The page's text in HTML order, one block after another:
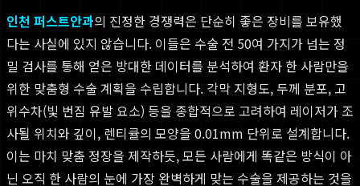
인천 퍼스트안과의 진정한 경쟁력은 단순히 좋은 장비를 보유했
다는 사실에 있지 않습니다. 이들은 수술 전 50여 가지가 넘는 정
밀 검사를 통해 얻은 방대한 데이터를 분석하여 환자 한 사람만을
위한 맞춤형 수술 계획을 수립합니다. 각막 지형도, 두께 분포, 고
위수차(빛 번짐 유발 요소) 등을 종합적으로 고려하여 레이저가 조
사될 위치와 깊이, 렌티큘의 모양을 0.01mm 단위로 설계합니다.
이는 마치 맞춤 정장을 제작하듯, 모든 사람에게 똑같은 방식이 아
닌 오직 한 사람의 눈에 가장 완벽하게 맞는 수술을 제공하는 것을